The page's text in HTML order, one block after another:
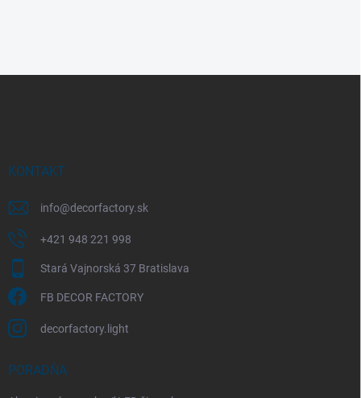
KONTAKT
info@decorfactory.sk
+421 948 221 998
Stará Vajnorská 37 Bratislava
FB DECOR FACTORY
decorfactory.light
PORADŇA